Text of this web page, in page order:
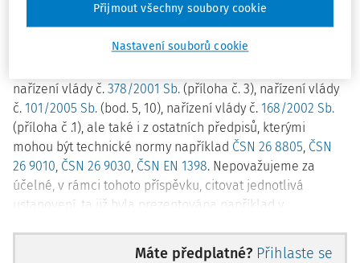
povinností, které zaměstnavatelům – zaměstnancům
vyplývají z obecného právního předpisu, kterým jezákoník
(§ 101 až 108), ale také i z předpisů souvisejících
nařízení vlády č. 378/2001 Sb. (příloha č. 3), nařízení vlády
č. 101/2005 Sb. (bod. 5, 10), nařízení vlády č. 168/2002 Sb.
(příloha č .1), ale také i z ostatních předpisů, kterými
mohou být technické normy například ČSN 26 8805, ČSN
26 9010, ČSN 26 9030, ČSN EN 1398. Nepovažujeme za
účelné, v rámci tohoto příspěvku, citovat jednotlivá
ustanovení, ta již byla prezentována například v
však v četných případech na
Máte předplatné? Přihlaste se
Nastavení souborů cookie
Přijmout všechny soubory cookie